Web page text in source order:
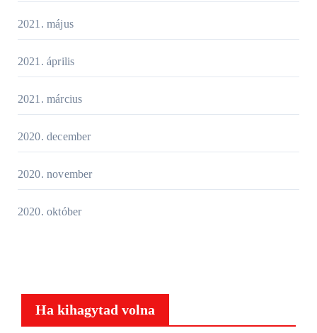
2021. május
2021. április
2021. március
2020. december
2020. november
2020. október
Ha kihagytad volna